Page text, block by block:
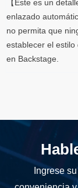
【Este es un
enlazado
no permita que
establecer el
en Backstage.
Ingrese